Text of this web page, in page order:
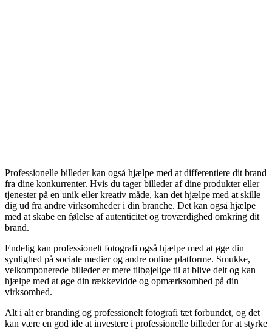
Professionelle billeder kan også hjælpe med at differentiere dit brand
fra dine konkurrenter. Hvis du tager billeder af dine produkter eller
tjenester på en unik eller kreativ måde, kan det hjælpe med at skille
dig ud fra andre virksomheder i din branche. Det kan også hjælpe
med at skabe en følelse af autenticitet og troværdighed omkring dit
brand.
Endelig kan professionelt fotografi også hjælpe med at øge din
synlighed på sociale medier og andre online platforme. Smukke,
velkomponerede billeder er mere tilbøjelige til at blive delt og kan
hjælpe med at øge din rækkevidde og opmærksomhed på din
virksomhed.
Alt i alt er branding og professionelt fotografi tæt forbundet, og det
kan være en god ide at investere i professionelle billeder for at styrke